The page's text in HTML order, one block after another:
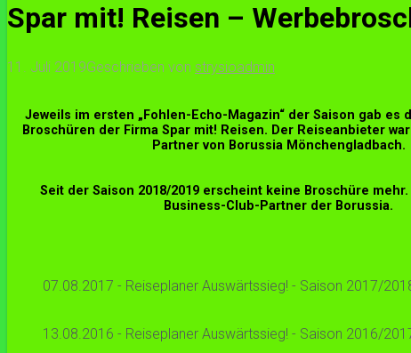
Spar mit! Reisen –
11. Juli 2019Geschrieben von strysioadmin
Jeweils im ersten „Fohlen-Echo-Magazin“ der Saison gab es
Broschüren der Firma Spar mit! Reisen. Der Reiseanbieter
Partner von Borussia Mönchengladbach.
Seit der Saison 2018/2019 erscheint keine Broschüre
Business-Club-Partner der Borussia.
07.08.2017 - Reiseplaner Auswärtssieg! - Saison 2017/
13.08.2016 - Reiseplaner Auswärtssieg! - Saison 2016/